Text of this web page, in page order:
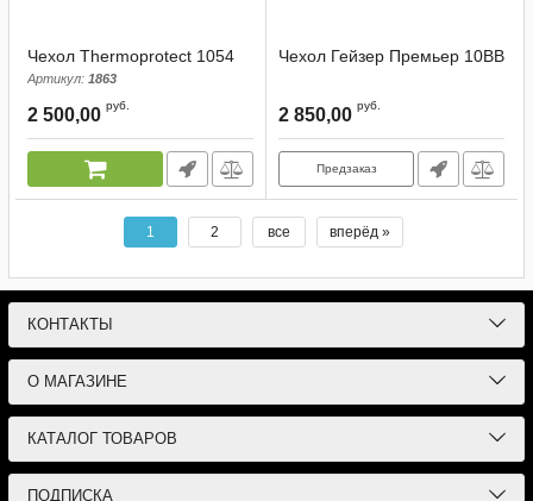
Чехол Thermoprotect 1054
Артикул: 1863
2 500,00 руб.
Чехол Гейзер Премьер 10ВВ
2 850,00 руб.
Предзаказ
1 2 все вперёд »
КОНТАКТЫ
О МАГАЗИНЕ
КАТАЛОГ ТОВАРОВ
ПОДПИСКА